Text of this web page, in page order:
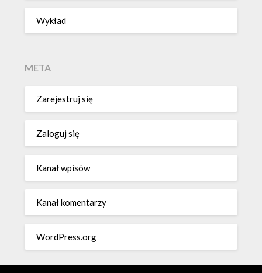
Wykład
META
Zarejestruj się
Zaloguj się
Kanał wpisów
Kanał komentarzy
WordPress.org